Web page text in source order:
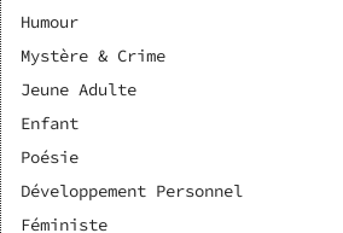
Humour
Mystère & Crime
Jeune Adulte
Enfant
Poésie
Développement Personnel
Féministe